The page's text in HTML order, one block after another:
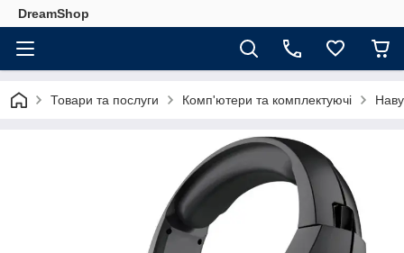
DreamShop
Товари та послуги Комп'ютери та комплектуючі